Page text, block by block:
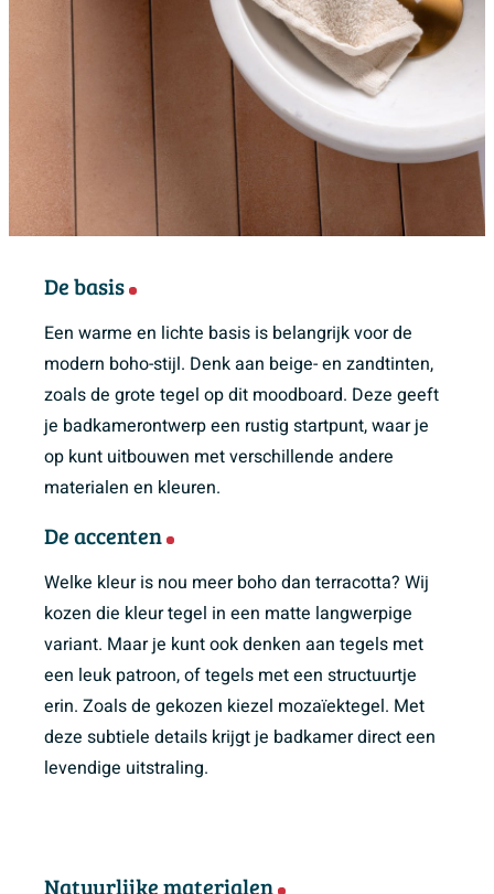
De basis
Een warme en lichte basis is belangrijk voor de
modern boho-stijl. Denk aan beige- en zandtinten,
zoals de grote tegel op dit moodboard. Deze geeft
je badkamerontwerp een rustig startpunt, waar je
op kunt uitbouwen met verschillende andere
materialen en kleuren.
De accenten
Welke kleur is nou meer boho dan terracotta? Wij
kozen die kleur tegel in een matte langwerpige
variant. Maar je kunt ook denken aan tegels met
een leuk patroon, of tegels met een structuurtje
erin. Zoals de gekozen kiezel mozaïektegel. Met
deze subtiele details krijgt je badkamer direct een
levendige uitstraling.
Natuurlijke materialen